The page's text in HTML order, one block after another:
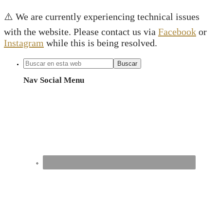
⚠️ We are currently experiencing technical issues
with the website. Please contact us via Facebook or
Instagram while this is being resolved.
Nav Social Menu